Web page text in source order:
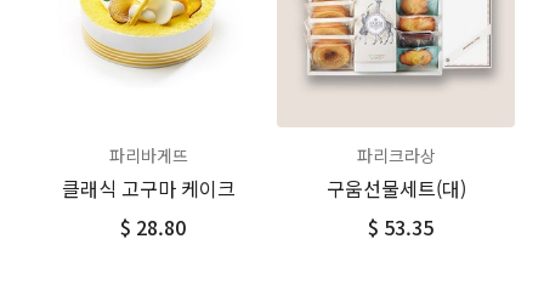
파리바게뜨
클래식 고구마 케이크
$ 28.80
파리크라상
구움선물세트(대)
$ 53.35